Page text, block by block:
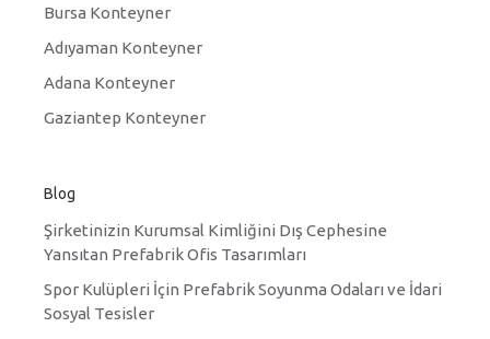
Bursa Konteyner
Adıyaman Konteyner
Adana Konteyner
Gaziantep Konteyner
Blog
Şirketinizin Kurumsal Kimliğini Dış Cephesine
Yansıtan Prefabrik Ofis Tasarımları
Spor Kulüpleri İçin Prefabrik Soyunma Odaları ve İdari
Sosyal Tesisler